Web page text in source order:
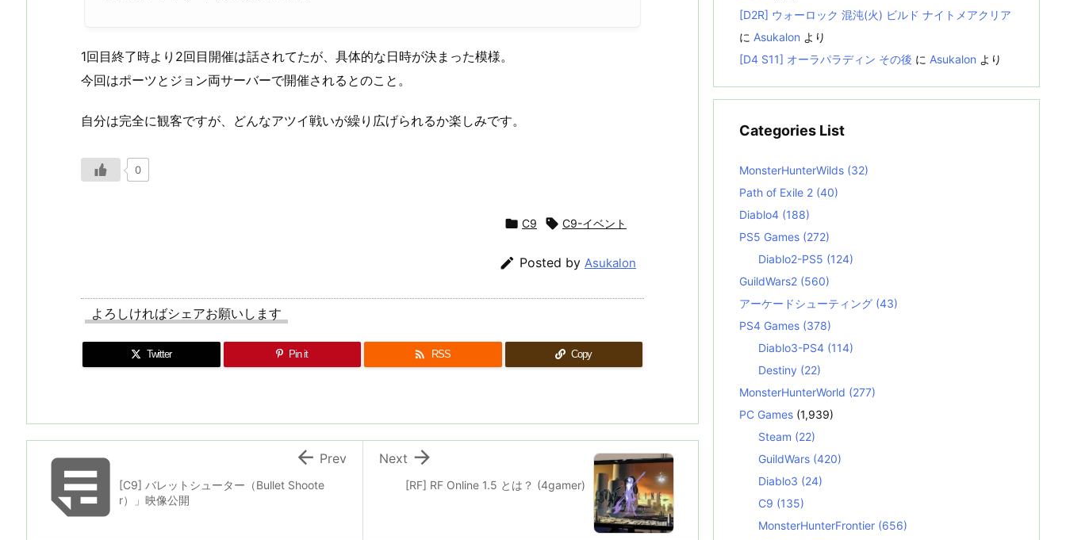
1回目終了時より2回目開催は話されてたが、具体的な日時が決まった模様。
今回はポーツとジョン両サーバーで開催されるとのこと。
自分は完全に観客ですが、どんなアツイ戦いが繰り広げられるか楽しみです。
0
 C9  C9-イベント
 Posted by Asukalon
よろしければシェアお願いします
Twitter Pin it  RSS Copy
[RF] RF Online 1.5 とは？ (4gamer)

Next
[C9] バレットシューター（Bullet Shoote
r）」映像公開
 Prev
[D2R] ウォーロック 混沌(火) ビルド ナイトメアクリア
に Asukalon より
[D4 S11] オーラパラディン その後 に Asukalon より
Categories List
MonsterHunterWilds (32)
Path of Exile 2 (40)
Diablo4 (188)
PS5 Games (272)
Diablo2-PS5 (124)
GuildWars2 (560)
アーケードシューティング (43)
PS4 Games (378)
Diablo3-PS4 (114)
Destiny (22)
MonsterHunterWorld (277)
PC Games (1,939)
Steam (22)
GuildWars (420)
Diablo3 (24)
C9 (135)
MonsterHunterFrontier (656)